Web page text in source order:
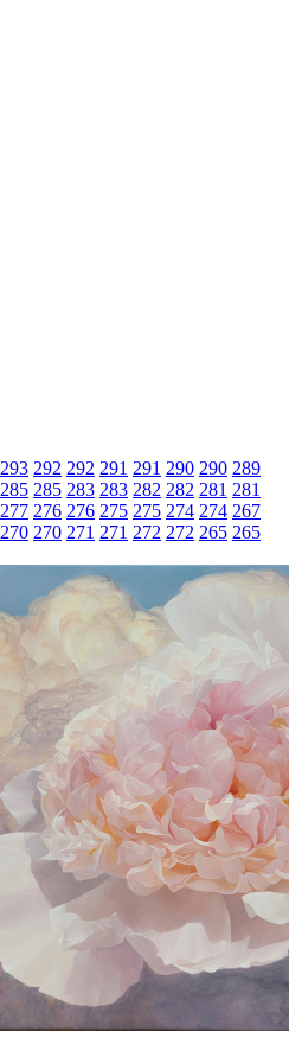
293 292 292 291 291 290 290 289
285 285 283 283 282 282 281 281
277 276 276 275 275 274 274 267
270 270 271 271 272 272 265 265